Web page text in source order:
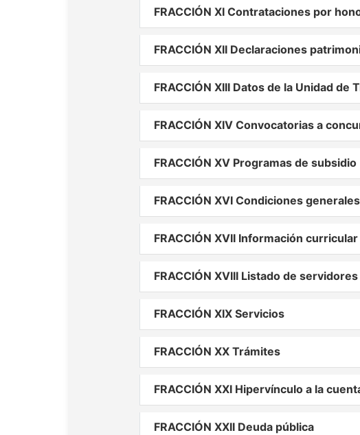
FRACCIÓN XI Contrataciones por
FRACCIÓN XII Declaraciones
FRACCIÓN XIII Datos de la Unidad de
FRACCIÓN XIV Convocatorias a
FRACCIÓN XV Programas de subsidio
FRACCIÓN XVI Condiciones
FRACCIÓN XVII Información curricular
FRACCIÓN XVIII Listado de
FRACCIÓN XIX Servicios
FRACCIÓN XX Trámites
FRACCIÓN XXI Hipervínculo a la
FRACCIÓN XXII Deuda pública